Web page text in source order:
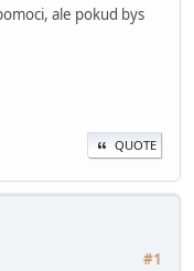
ale pokud bys
QUOTE
#1